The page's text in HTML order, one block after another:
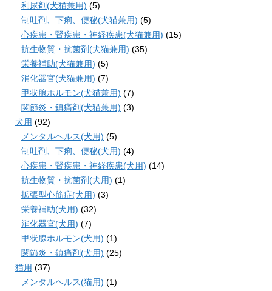
利尿剤(犬猫兼用) (5)
制吐剤、下痢、便秘(犬猫兼用) (5)
心疾患・腎疾患・神経疾患(犬猫兼用) (15)
抗生物質・抗菌剤(犬猫兼用) (35)
栄養補助(犬猫兼用) (5)
消化器官(犬猫兼用) (7)
甲状腺ホルモン(犬猫兼用) (7)
関節炎・鎮痛剤(犬猫兼用) (3)
犬用 (92)
メンタルヘルス(犬用) (5)
制吐剤、下痢、便秘(犬用) (4)
心疾患・腎疾患・神経疾患(犬用) (14)
抗生物質・抗菌剤(犬用) (1)
拡張型心筋症(犬用) (3)
栄養補助(犬用) (32)
消化器官(犬用) (7)
甲状腺ホルモン(犬用) (1)
関節炎・鎮痛剤(犬用) (25)
猫用 (37)
メンタルヘルス(猫用) (1)